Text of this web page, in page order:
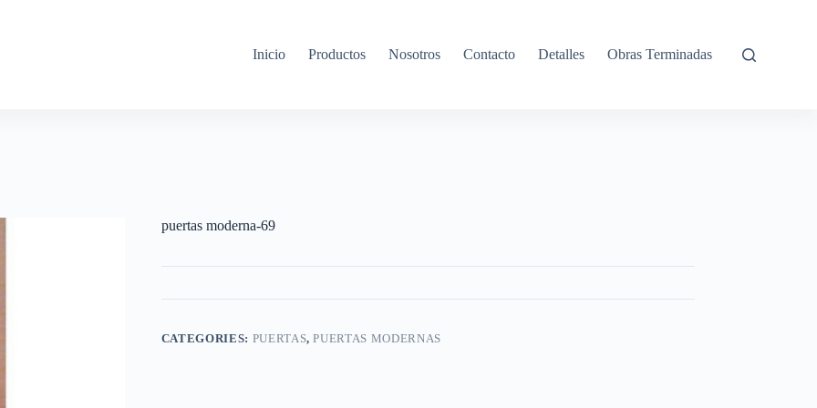
Inicio Productos Nosotros Contacto Detalles Obras Terminadas
puertas moderna-69
CATEGORIES: PUERTAS,PUERTAS MODERNAS